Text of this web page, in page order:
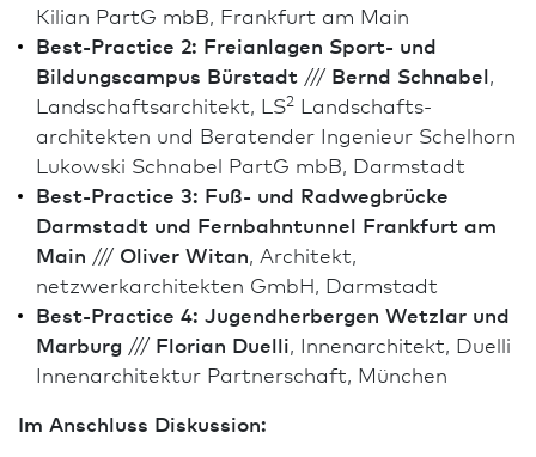
Kilian PartG mbB, Frank­furt am Main
Best-Practice 2: Freianlagen Sport- und
Bildungs­campus Bürstadt /// Bernd Schnabel,
Landschafts­architekt, LS2 Landschafts­
architekten und Beratender Ingenieur Schelhorn
Lukowski Schnabel PartG mbB, Darm­stadt
Best-Practice 3: Fuß- und Radwegbrücke
Darm­stadt und Fernbahntunnel Frank­furt am
Main /// Oliver Witan, Architekt,
netzwerkarchitekten GmbH, Darm­stadt
Best-Practice 4: Jugendherbergen Wetzlar und
Marburg /// Florian Duelli, Innen­architekt, Duelli
Innen­architektur Partnerschaft, München
Im Anschluss Diskussion: